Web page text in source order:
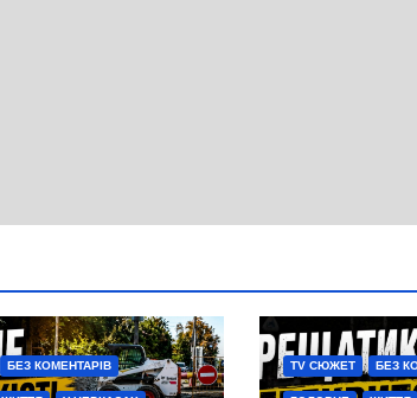
БЕЗ КОМЕНТАРІВ TV СЮЖЕТ БЕЗ